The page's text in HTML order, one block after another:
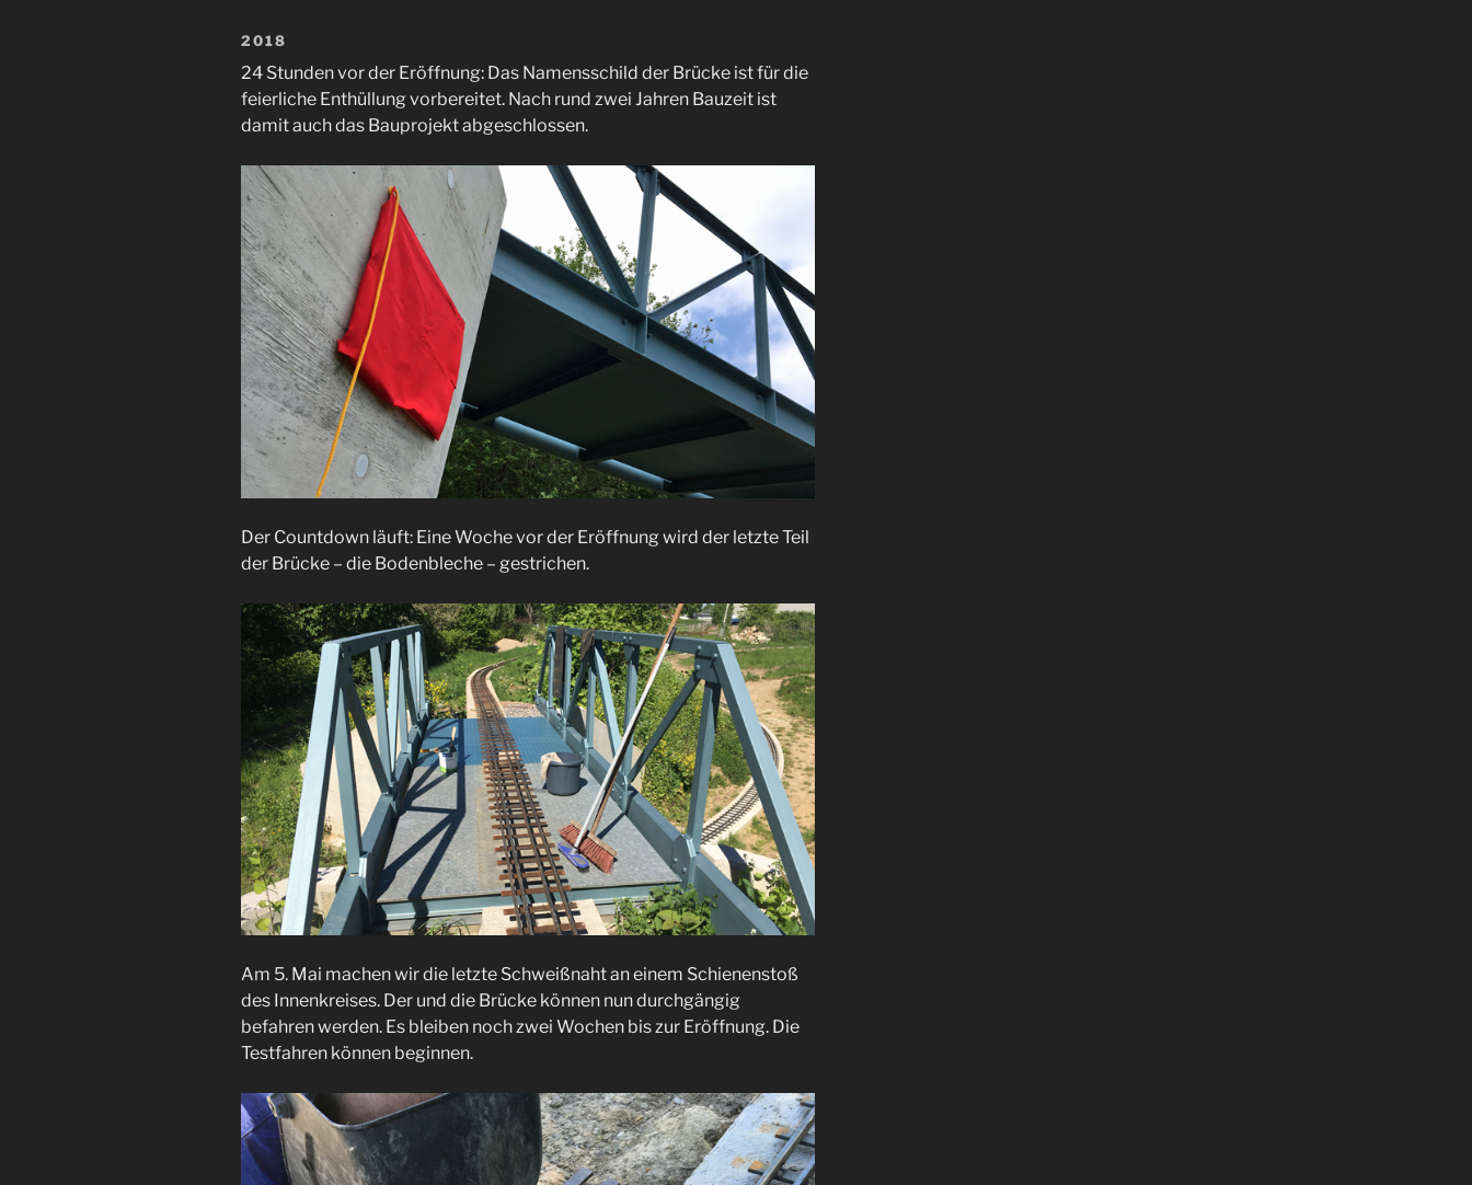
2018
24 Stunden vor der Eröffnung: Das Namensschild der Brücke ist für die
feierliche Enthüllung vorbereitet. Nach rund zwei Jahren Bauzeit ist
damit auch das Bauprojekt abgeschlossen.
Der Countdown läuft: Eine Woche vor der Eröffnung wird der letzte Teil
der Brücke – die Bodenbleche – gestrichen.
Am 5. Mai machen wir die letzte Schweißnaht an einem Schienenstoß
des Innenkreises. Der und die Brücke können nun durchgängig
befahren werden. Es bleiben noch zwei Wochen bis zur Eröffnung. Die
Testfahren können beginnen.